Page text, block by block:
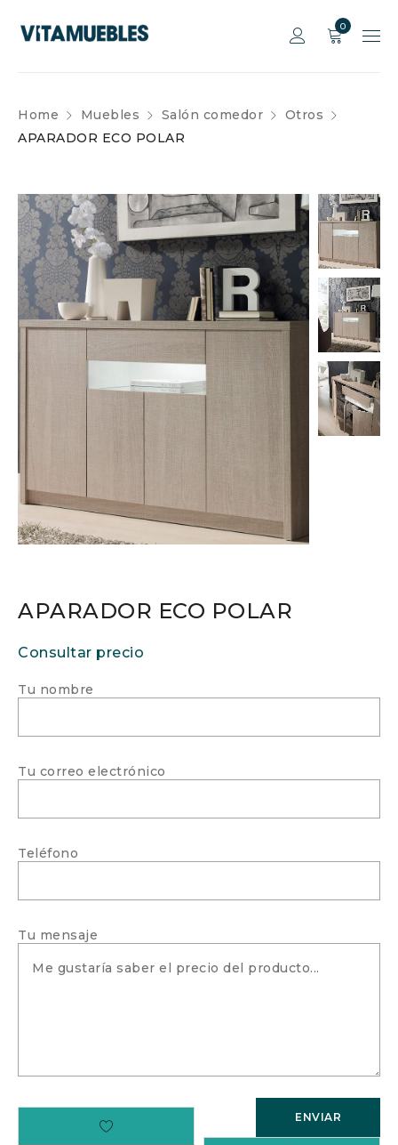
0
Home Muebles Salón comedor
Otros
APARADOR ECO POLAR
APARADOR ECO POLAR
Consultar precio
Tu nombre
Tu correo electrónico
Teléfono
Tu mensaje